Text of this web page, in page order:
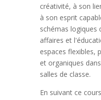
créativité, à son
à son esprit
schémas logiques
affaires et
espaces flexibles,
et organiques
salles de classe.
En suivant ce